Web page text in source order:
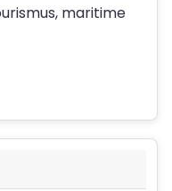
maritime